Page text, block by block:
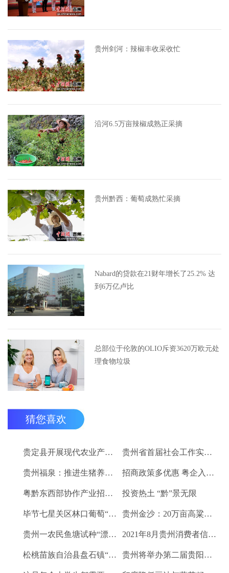
贵州剑河：辣椒丰收采收忙
沿河6.5万亩辣椒成熟正采摘
贵州黔西：葡萄成熟忙采摘
Nabard的贷款在21财年增长了25.2% 达
到6万亿卢比
总部位于伦敦的OLIO斥资3620万欧元处
理食物垃圾
猜您喜欢
贵定县开展现代农业产业“稻+N”田间示范技术培训 贵州省首届社会工作实务技能大赛启动
贵州福泉：推进生猪养殖现代化 开创产业发展新格局 招商政策多优惠 粤企入黔得实惠
粤黔东西部协作产业招商对接会将于9月8日举行 投资热土 “黔”景无限
毕节七星关区林口葡萄“卖”进羊城 贵州金沙：20万亩高粱、2.67万亩烤烟喜获丰收
贵州一农民鱼塘试种“漂浮水稻”获成功 亩产千斤稻谷 2021年8月贵州消费者信心及健康指数创下新高
松桃苗族自治县盘石镇“三驾马车”拉出人民群众平安幸福生活 贵州将举办第二届贵阳工业博览会